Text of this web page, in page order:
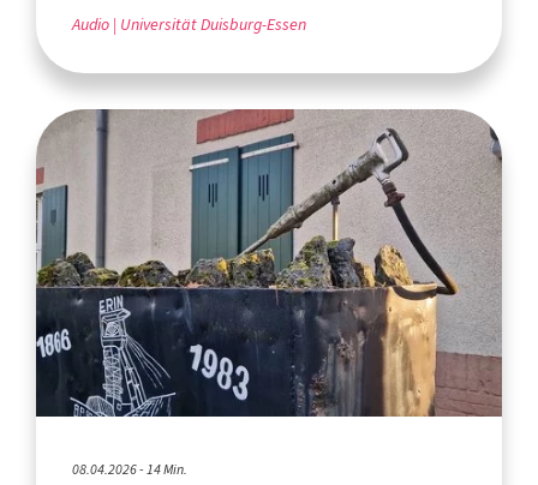
Audio Universität Duisburg-Essen
08.04.2026 - 14 Min.